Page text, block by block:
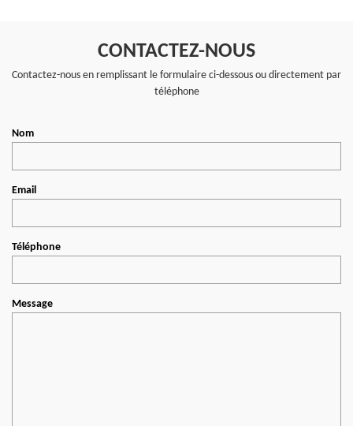
CONTACTEZ-NOUS
Contactez-nous en remplissant le formulaire ci-dessous ou directement par
téléphone
Nom
Email
Téléphone
Message